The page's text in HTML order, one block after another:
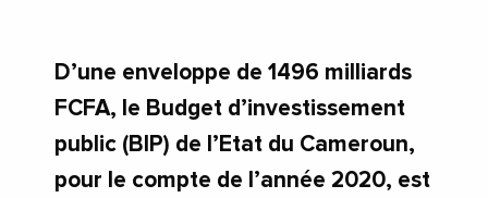
D’une enveloppe de 1496 milliards
FCFA, le Budget d’investissement
public (BIP) de l’Etat du Cameroun,
pour le compte de l’année 2020, est